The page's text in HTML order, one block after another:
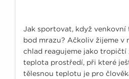
Jak sportovat, když venkovní
bod mrazu? Ačkoliv žijeme v
chlad reagujeme jako tropičtí
teplota prostředí, při které
tělesnou teplotu je pro